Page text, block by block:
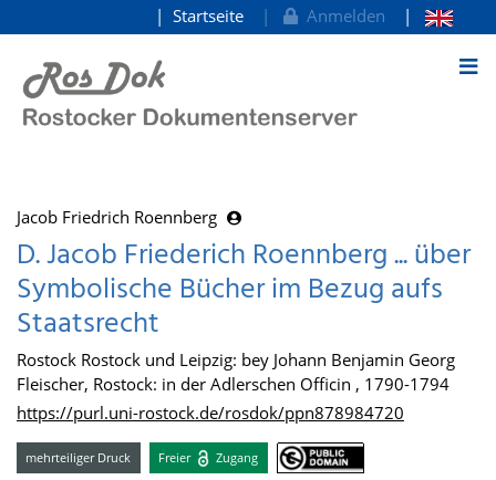
zum Inhalt
Startseite Anmelden
Jacob Friedrich Roennberg
D. Jacob Friederich Roennberg ... über
Symbolische Bücher im Bezug aufs
Staatsrecht
Rostock Rostock und Leipzig: bey Johann Benjamin Georg
Fleischer, Rostock: in der Adlerschen Officin , 1790-1794
https://purl.uni-rostock.de/rosdok/ppn878984720
mehrteiliger Druck Freier Zugang